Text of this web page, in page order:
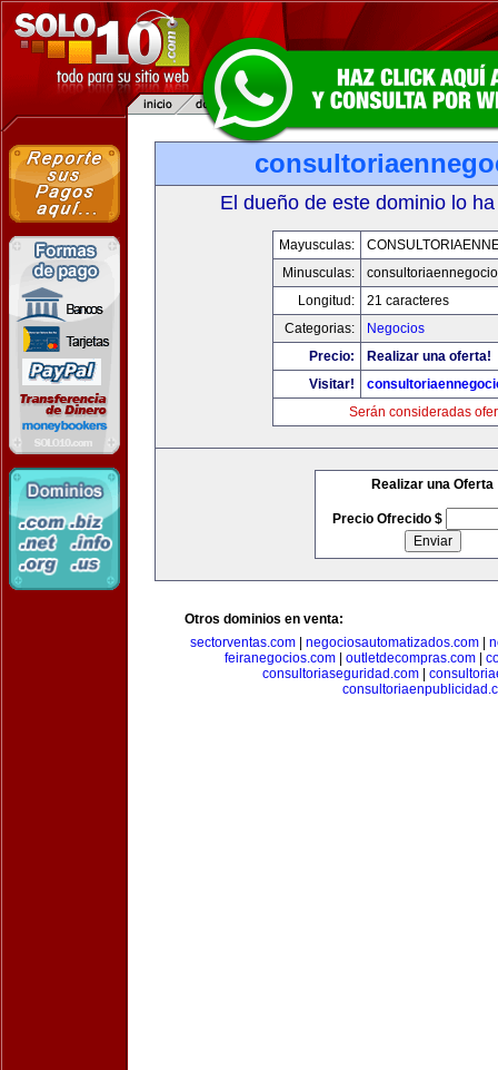
El dueño de este dominio lo
Mayusculas:
Minusculas:
Longitud:
21 caracteres
Categorias:
Negocios
Precio:
Realizar una oferta!
Visitar!
Serán consideradas
Realizar una Oferta
Precio Ofrecido $
Otros dominios en venta:
sectorventas.com
negociosautomatizados.com
feiranegocios.com| outletdecompras.com|
consultoriaseguridad.com